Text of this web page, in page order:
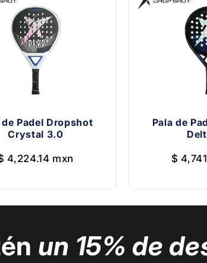
de Padel Dropshot
Crystal 3.0
4,224.14 mxn
Pala de
$
un 15% de